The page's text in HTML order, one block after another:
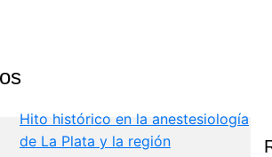
Hito histórico en la anestesiología
de La Plata y la región